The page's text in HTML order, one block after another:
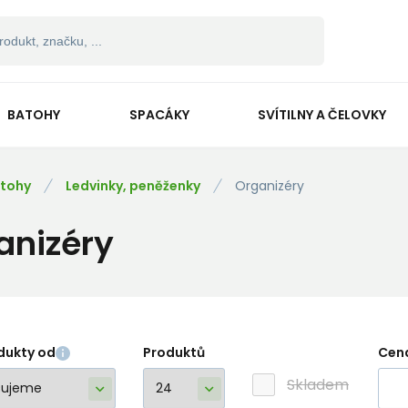
BATOHY SPACÁKY SVÍTILNY A ČELOVKY
Ledvinky, peněženky Organizéry
od Produktů
Skladem